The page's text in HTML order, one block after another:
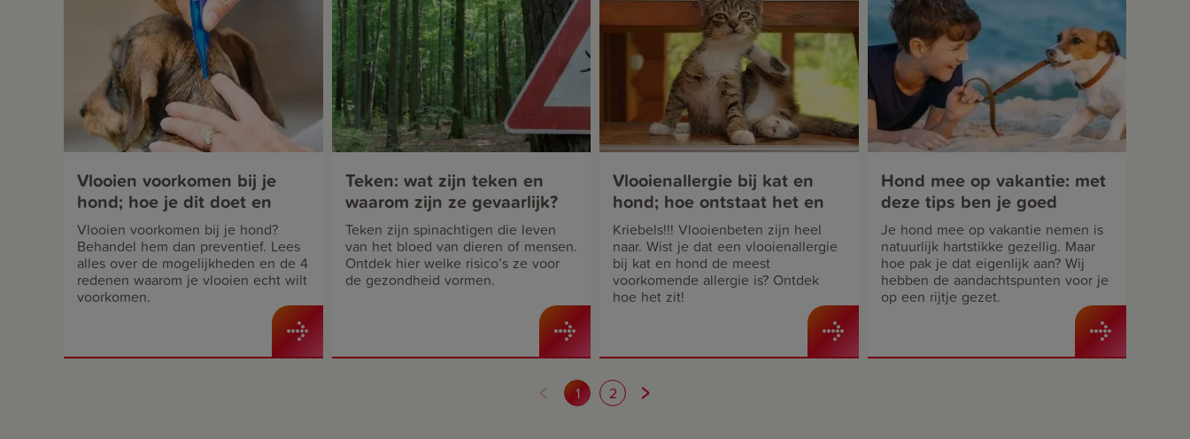
Vlooien voorkomen bij je
hond; hoe je dit doet en
waarom
Vlooien voorkomen bij je hond?
Behandel hem dan preventief. Lees
alles over de mogelijkheden en de 4
redenen waarom je vlooien echt wilt
voorkomen.
Teken: wat zijn teken en
waarom zijn ze gevaarlijk?
Teken zijn spinachtigen die leven
van het bloed van dieren of mensen.
Ontdek hier welke risico’s ze voor
de gezondheid vormen.
Vlooienallergie bij kat en
hond; hoe ontstaat het en
wat kun je doen?
Kriebels!!! Vlooienbeten zijn heel
naar. Wist je dat een vlooienallergie
bij kat en hond de meest
voorkomende allergie is? Ontdek
hoe het zit!
Hond mee op vakantie: met
deze tips ben je goed
voorbereid
Je hond mee op vakantie nemen is
natuurlijk hartstikke gezellig. Maar
hoe pak je dat eigenlijk aan? Wij
hebben de aandachtspunten voor je
op een rijtje gezet.
1 2